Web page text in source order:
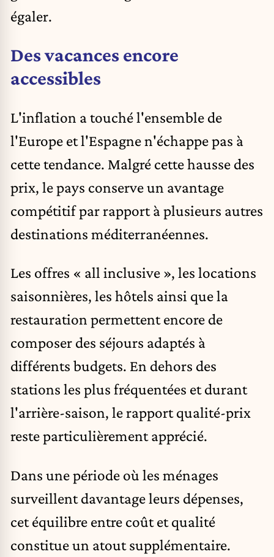
égaler.
Des vacances encore
accessibles
L'inflation a touché l'ensemble de
l'Europe et l'Espagne n'échappe pas à
cette tendance. Malgré cette hausse des
prix, le pays conserve un avantage
compétitif par rapport à plusieurs autres
destinations méditerranéennes.
Les offres « all inclusive », les locations
saisonnières, les hôtels ainsi que la
restauration permettent encore de
composer des séjours adaptés à
différents budgets. En dehors des
stations les plus fréquentées et durant
l'arrière-saison, le rapport qualité-prix
reste particulièrement apprécié.
Dans une période où les ménages
surveillent davantage leurs dépenses,
cet équilibre entre coût et qualité
constitue un atout supplémentaire.